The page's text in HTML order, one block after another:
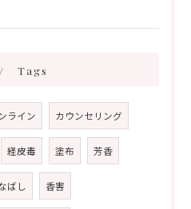
Tags
ライン カウンセリング
経皮毒 塗布 芳香
ばし 香害